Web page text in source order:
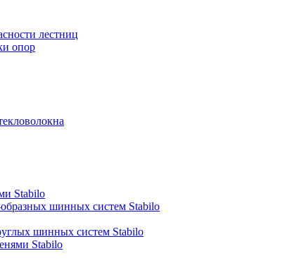
лестниц
опор
Stabilo
шинных систем Stabilo
шинных систем Stabilo
Stabilo